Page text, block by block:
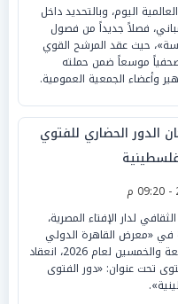
اليوم، وبالتحديد داخل
فصلاً جديداً من فصول
حيث عقد المرشح القوي
موسعاً ضمن حملته
وأعضاء الجمعية العمومية.
الدور الحضاري للفتوي
لدار الإفتاء المصرية،
في «معرض القاهرة الدولي
للكتاب» في دورته السابعة والخمسين لعام 2026، انعقاد
تحت عنوان: «دور الفتوى